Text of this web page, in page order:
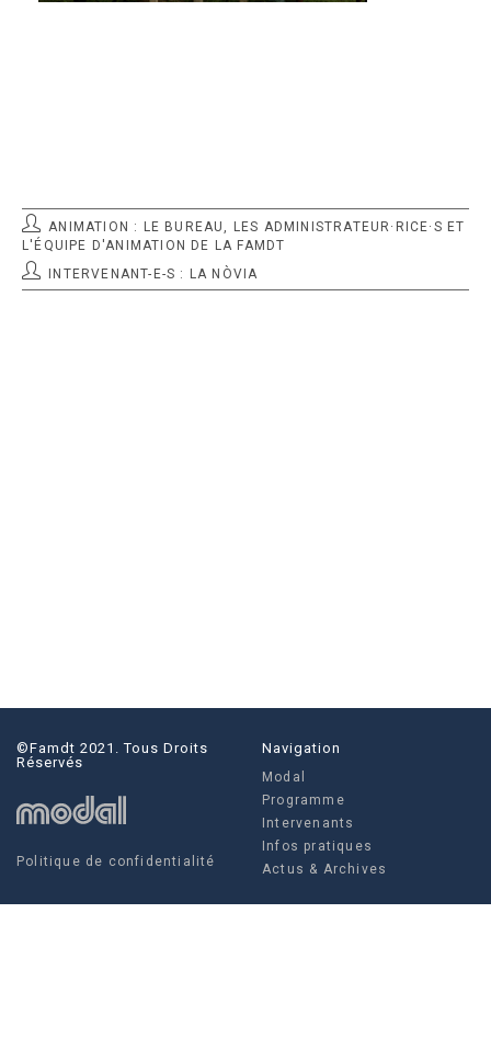
POST
AANIMATEUR:
ANIMATION : LE BUREAU, LES ADMINISTRATEUR·RICE·S ET
L'ÉQUIPE D'ANIMATION DE LA FAMDT
AUTEUR/AUTRICE
DE
INTERVENANT-E-S : LA NÒVIA
©famdt 2021. Tous Droits
Réservés
Politique de confidentialité
Navigation
Modal
Programme
Intervenants
Infos pratiques
Actus & Archives